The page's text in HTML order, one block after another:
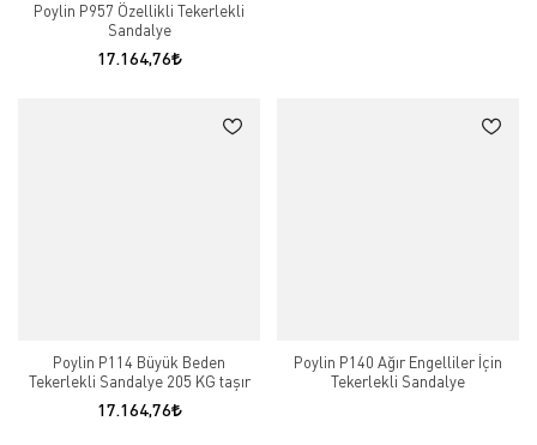
Poylin P957 Özellikli Tekerlekli
Sandalye
17.164,76
Poylin P114 Büyük Beden
Tekerlekli Sandalye 205 KG taşır
17.164,76
Poylin P140 Ağır Engelliler İçin
Tekerlekli Sandalye